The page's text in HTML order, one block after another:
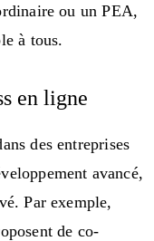
ou un PEA,
à tous.
en ligne
des entreprises
avancé,
Par exemple,
de co-